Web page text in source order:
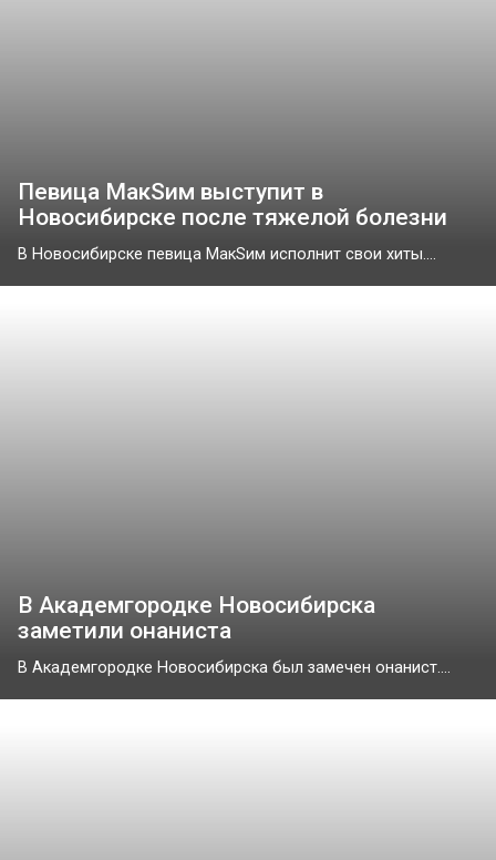
Певица МакSим выступит в
Новосибирске после тяжелой болезни
В Новосибирске певица МакSим исполнит свои хиты....
В Академгородке Новосибирска
заметили онаниста
В Академгородке Новосибирска был замечен онанист....